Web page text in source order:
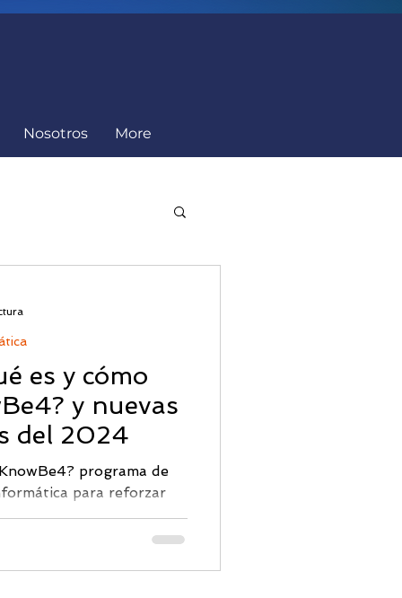
Nosotros More
Correo
es y cómo
y nuevas
del 2024
programa de
para reforzar